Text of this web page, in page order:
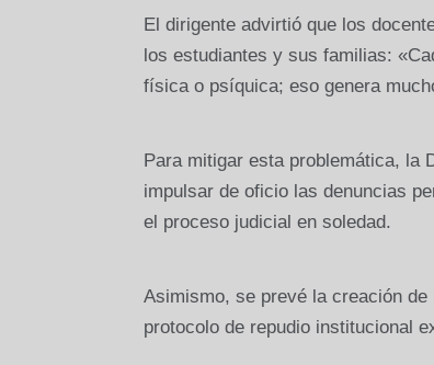
El dirigente advirtió que los
los estudiantes y sus familias:
física o psíquica; eso genera
Para mitigar esta problemática, la
impulsar de oficio las denuncias
el proceso judicial en soledad.
Asimismo, se prevé la creación
protocolo de repudio institucional